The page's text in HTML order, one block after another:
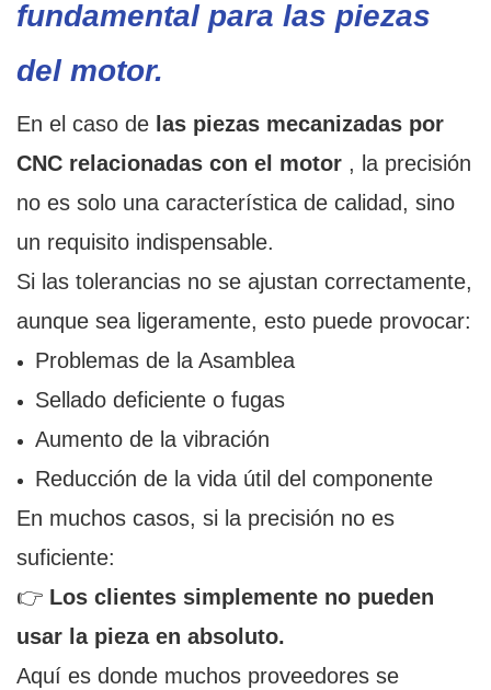
fundamental para las piezas
del motor.
En el caso de las piezas mecanizadas por
CNC relacionadas con el motor , la precisión
no es solo una característica de calidad, sino
un requisito indispensable.
Si las tolerancias no se ajustan correctamente,
aunque sea ligeramente, esto puede provocar:
Problemas de la Asamblea
Sellado deficiente o fugas
Aumento de la vibración
Reducción de la vida útil del componente
En muchos casos, si la precisión no es
suficiente:
👉 Los clientes simplemente no pueden
usar la pieza en absoluto.
Aquí es donde muchos proveedores se